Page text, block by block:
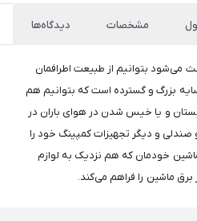
مشخصات دیدگاه‌ها
می‌شود بتوانیم از طبیعت اطرافمان
بزرگ و گسترده است که بتوانیم هم
و یا خیس شدن در هوای باران در
صندلی و دیگر تجهیزات کمپینگ خود را
ماشین خودمان که هم نزدیک به لوازم
ماشین را فراهم می‌کند.